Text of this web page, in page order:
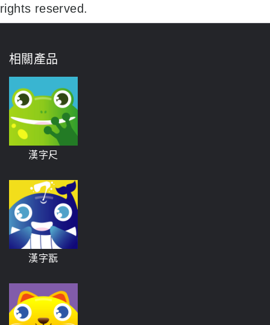
rights reserved.
相關產品
漢字尺
漢字翫